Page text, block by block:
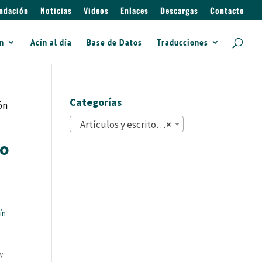
Noticias Videos Enlaces Descargas Contacto
Acín al día Base de Datos Traducciones
Categorías
×
Artículos y escritos (822)